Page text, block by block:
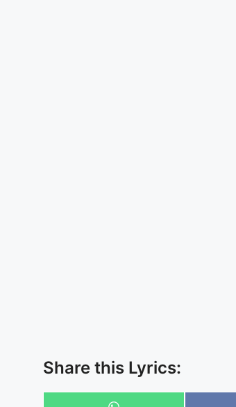
Share this Lyrics: